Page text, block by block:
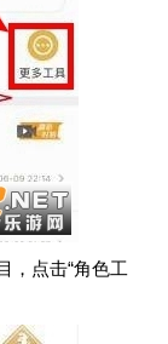
，点击“角色工